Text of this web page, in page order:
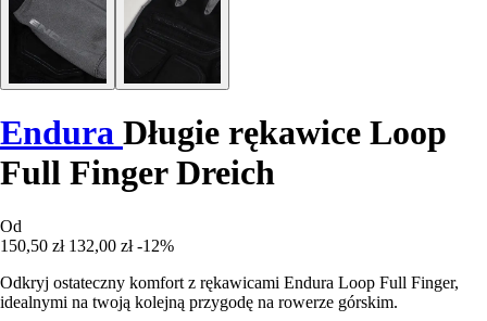
Endura Długie rękawice Loop
Full Finger Dreich
Od
150,50 zł 132,00 zł -12%
Odkryj ostateczny komfort z rękawicami Endura Loop Full Finger,
idealnymi na twoją kolejną przygodę na rowerze górskim.